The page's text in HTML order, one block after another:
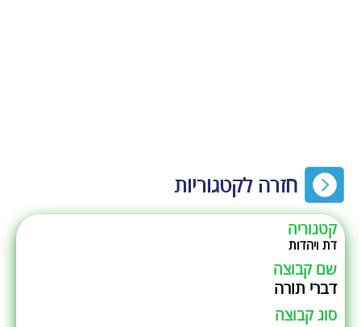
חזרה לקטגוריות
קטגוריה
דת ויהדות
שם קבוצה
דברי תורה
סוג קבוצה